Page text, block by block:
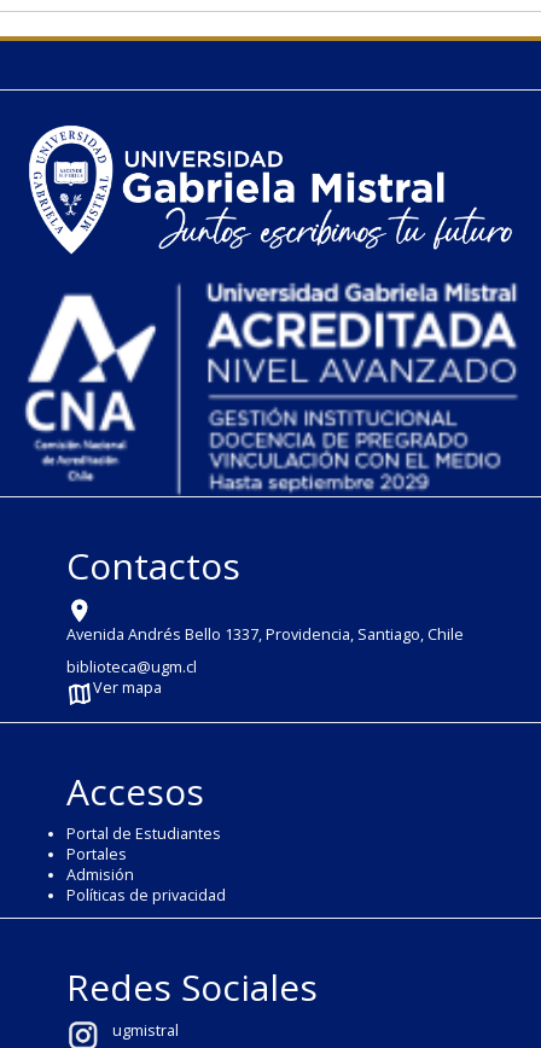
Contactos
Avenida Andrés Bello 1337, Providencia, Santiago, Chile
biblioteca@ugm.cl
Ver mapa
Accesos
Portal de Estudiantes
Portales
Admisión
Políticas de privacidad
Redes Sociales
ugmistral